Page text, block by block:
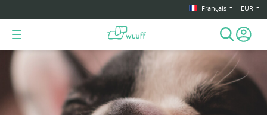
Français EUR